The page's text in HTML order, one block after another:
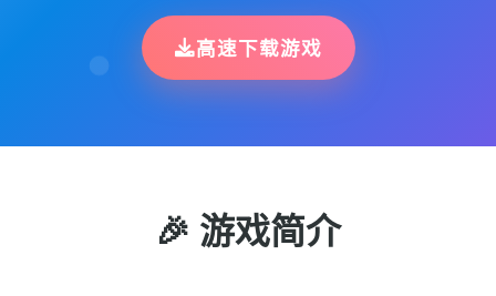
高速下载游戏
🎉 游戏简介